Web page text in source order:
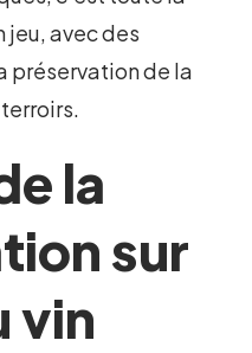
jeu, avec des
préservation de la
la
sur
vin